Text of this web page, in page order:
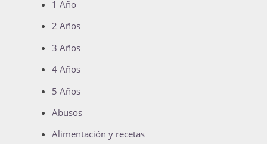
1 Año
2 Años
3 Años
4 Años
5 Años
Abusos
Alimentación y recetas